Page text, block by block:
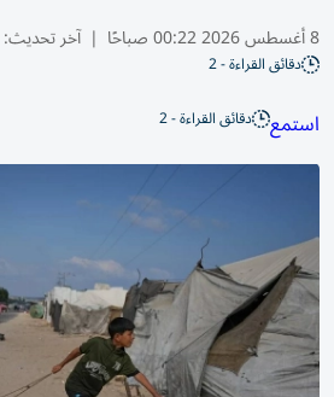
8 أغسطس 2026 00:22 صباحًا | آخر تحديث:
دقائق القراءة - 2
استمع دقائق القراءة - 2